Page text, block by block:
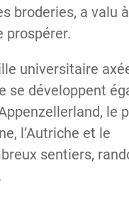
broderies, a valu
prospérer.
universitaire
se développent
le
l’Autriche et le
sentiers,